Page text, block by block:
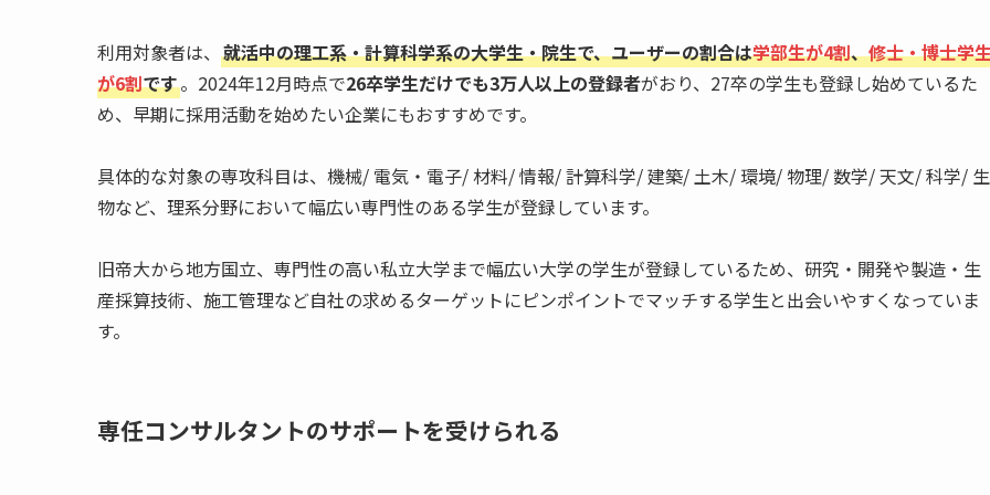
利用対象者は、 就活中の理工系・計算科学系の大学生・院生で、ユーザーの割合は学部生が4割、修士・博士学
が6割です。2024年12月時点で26卒学生だけでも3万人以上の登録者がおり、27卒の学生も登録し始めているた
め、早期に採用活動を始めたい企業にもおすすめです。
具体的な対象の専攻科目は、機械/ 電気・電子/ 材料/ 情報/ 計算科学/ 建築/ 土木/ 環境/ 物理/ 数学/ 天文/ 科学/ 生
物など、理系分野において幅広い専門性のある学生が登録しています。
旧帝大から地方国立、専門性の高い私立大学まで幅広い大学の学生が登録しているため、研究・開発や製造・生
産採算技術、施工管理など自社の求めるターゲットにピンポイントでマッチする学生と出会いやすくなっていま
す。
専任コンサルタントのサポートを受けられる